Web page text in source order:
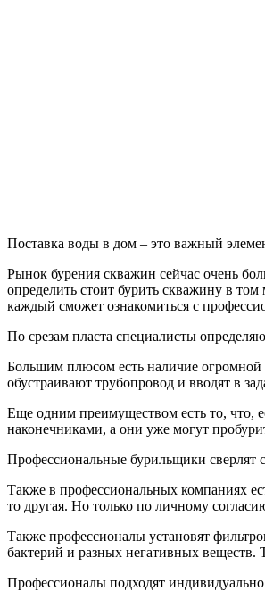
Поставка воды в дом – это важный
Рынок бурения скважин сейчас очень
определить стоит бурить скважину в
каждый сможет ознакомиться с
По срезам пласта специалисты
Большим плюсом есть наличие огромной
обустраивают трубопровод и вводят в
Еще одним преимуществом есть то, что,
наконечниками, а они уже могут
Профессиональные бурильщики сверлят
Также в профессиональных компаниях
то другая. Но только по личному
Также профессионалы установят
бактерий и разных негативных
Профессионалы подходят